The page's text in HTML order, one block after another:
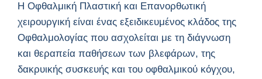
Η Οφθαλμική Πλαστική και Επανορθωτική
χειρουργική είναι ένας εξειδικευμένος κλάδος της
Οφθαλμολογίας που ασχολείται με τη διάγνωση
και θεραπεία παθήσεων των βλεφάρων, της
δακρυικής συσκευής και του οφθαλμικού κόγχου,